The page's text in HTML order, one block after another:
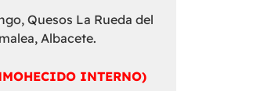
Quesos La Rueda del
Albacete.
INTERNO)